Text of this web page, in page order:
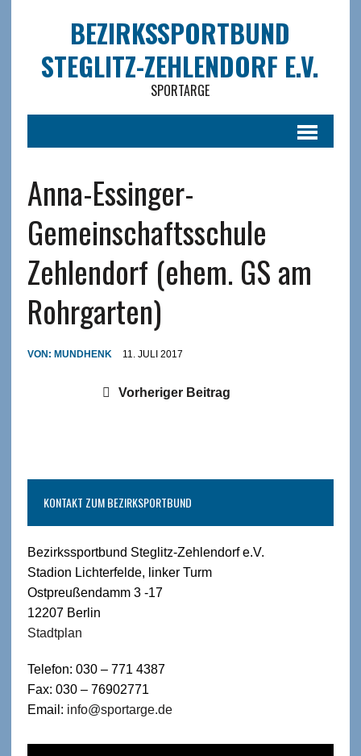
BEZIRKSSPORTBUND
STEGLITZ-ZEHLENDORF E.V.
SPORTARGE
Anna-Essinger-
Gemeinschaftsschule
Zehlendorf (ehem. GS am
Rohrgarten)
VON: MUNDHENK 11. JULI 2017
Vorheriger Beitrag
KONTAKT ZUM BEZIRKSPORTBUND
Bezirkssportbund Steglitz-Zehlendorf e.V.
Stadion Lichterfelde, linker Turm
Ostpreußendamm 3 -17
12207 Berlin
Stadtplan
Telefon: 030 – 771 4387
Fax: 030 – 76902771
Email: info@sportarge.de